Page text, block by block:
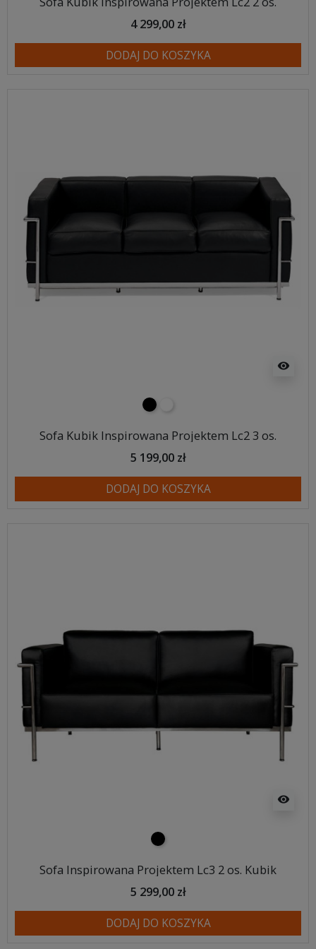
4 299,00 zł
DODAJ DO KOSZYKA
visibility
czarny
Sofa Kubik Inspirowana Projektem Lc2 3 os.
5 199,00 zł
DODAJ DO KOSZYKA
visibility
czarny
Sofa Inspirowana Projektem Lc3 2 os. Kubik
5 299,00 zł
DODAJ DO KOSZYKA